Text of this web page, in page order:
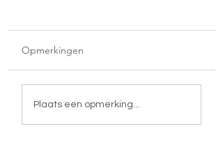
Opmerkingen
Plaats een opmerking...